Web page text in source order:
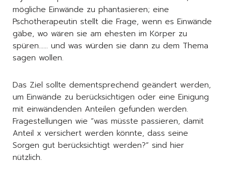
mögliche Einwände zu phantasieren; eine
Pschotherapeutin stellt die Frage, wenn es Einwände
gäbe, wo wären sie am ehesten im Körper zu
spüren…… und was würden sie dann zu dem Thema
sagen wollen.
Das Ziel sollte dementsprechend geändert werden,
um Einwände zu berücksichtigen oder eine Einigung
mit einwändenden Anteilen gefunden werden.
Fragestellungen wie “was müsste passieren, damit
Anteil x versichert werden könnte, dass seine
Sorgen gut berücksichtigt werden?” sind hier
nützlich.